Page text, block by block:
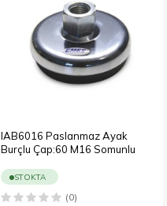
IAB6016 Paslanmaz Ayak
Burçlu Çap:60 M16 Somunlu
STOKTA
(0)